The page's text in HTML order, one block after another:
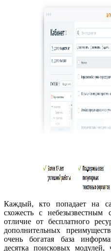
Каждый, кто попадает на
схожесть с небезызвестным
отличие от бесплатного
дополнительных
очень богатая база
десятка поисковых